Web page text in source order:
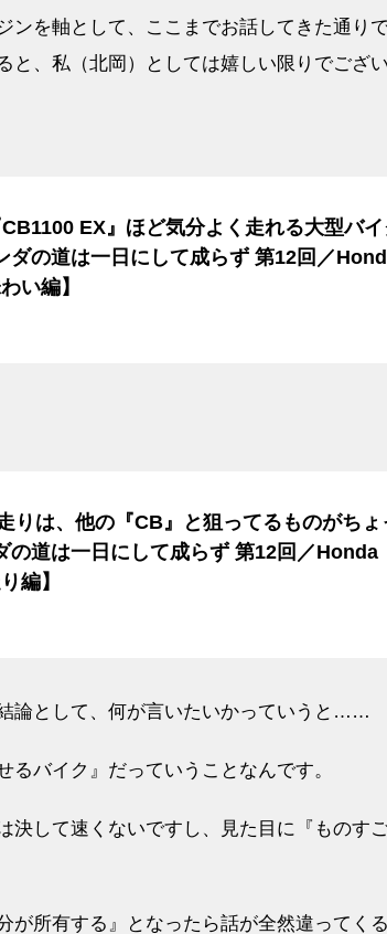
ンを軸として、ここまでお話してきた通り
と、私（北岡）としては嬉しい限りでござい
EX』ほど気分よく走れる大型バ
ダの道は一日にして成らず 第12回／
い編】
りは、他の『CB』と狙ってるものがちょ
の道は一日にして成らず 第12回／Honda
編】
論として、何が言いたいかっていうと……
るバイク』だっていうことなんです。
決して速くないですし、見た目に『ものす
が所有する』となったら話が全然違ってくる